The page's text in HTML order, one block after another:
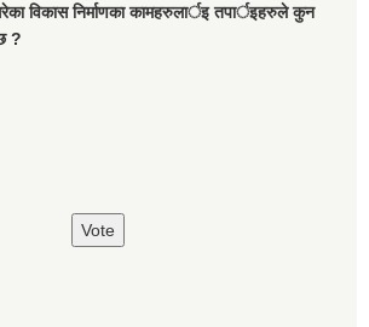
विकास निर्माणका कामहरुलार्इ तपार्इहरुले कुन
?